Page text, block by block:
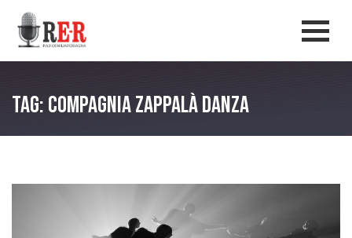
Salta al contenuto principale
Tag: Compagnia Zappalà Danza